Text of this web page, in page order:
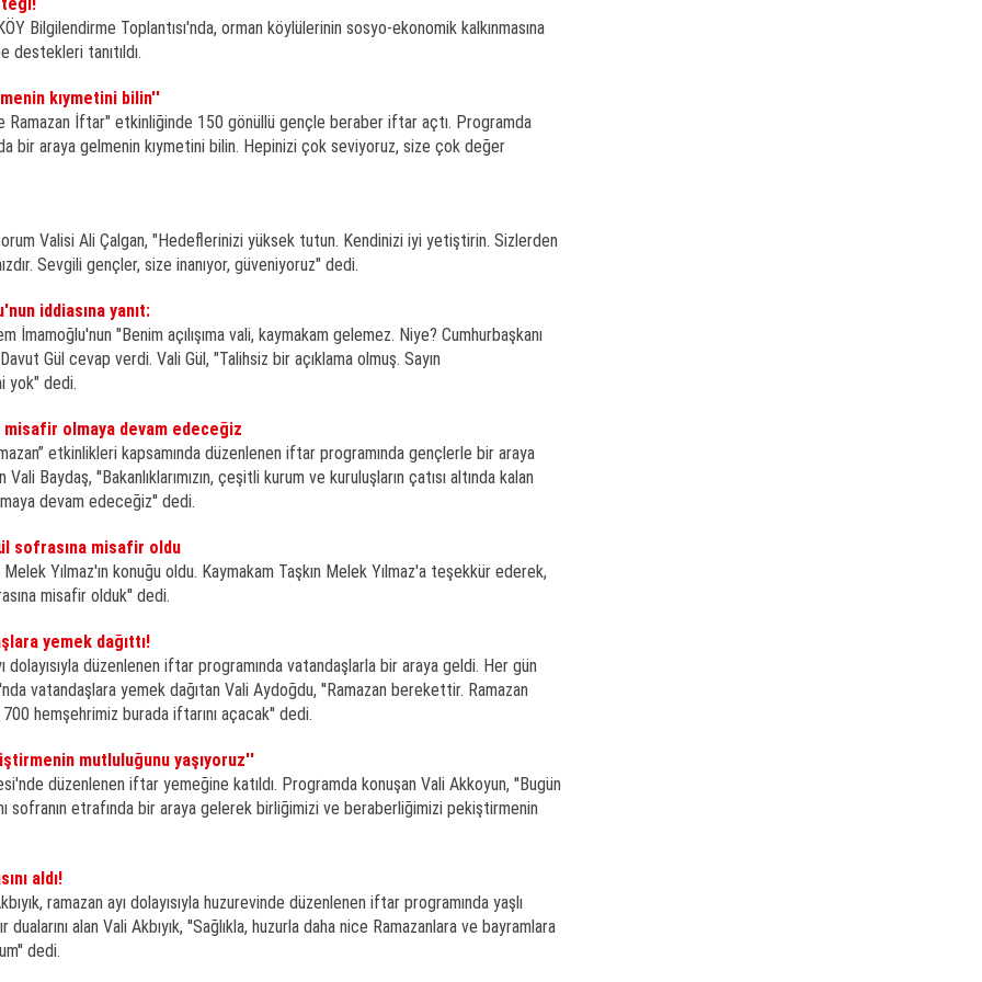
Bilgilendirme Toplantısı'nda, orman köylülerinin sosyo-ekonomik kalkınmasına
destekleri tanıtıldı.
kıymetini bilin''
Ramazan İftar" etkinliğinde 150 gönüllü gençle beraber iftar açtı. Programda
bir araya gelmenin kıymetini bilin. Hepinizi çok seviyoruz, size çok değer
Valisi Ali Çalgan, "Hedeflerinizi yüksek tutun. Kendinizi iyi yetiştirin. Sizlerden
Sevgili gençler, size inanıyor, güveniyoruz" dedi.
iddiasına yanıt:
İmamoğlu'nun "Benim açılışıma vali, kaymakam gelemez. Niye? Cumhurbaşkanı
Gül cevap verdi. Vali Gül, "Talihsiz bir açıklama olmuş. Sayın
yok" dedi.
olmaya devam edeceğiz
etkinlikleri kapsamında düzenlenen iftar programında gençlerle bir araya
Baydaş, ''Bakanlıklarımızın, çeşitli kurum ve kuruluşların çatısı altında kalan
devam edeceğiz'' dedi.
sofrasına misafir oldu
Yılmaz'ın konuğu oldu. Kaymakam Taşkın Melek Yılmaz'a teşekkür ederek,
misafir olduk'' dedi.
yemek dağıttı!
dolayısıyla düzenlenen iftar programında vatandaşlarla bir araya geldi. Her gün
vatandaşlara yemek dağıtan Vali Aydoğdu, ''Ramazan berekettir. Ramazan
hemşehrimiz burada iftarını açacak'' dedi.
mutluluğunu yaşıyoruz''
düzenlenen iftar yemeğine katıldı. Programda konuşan Vali Akkoyun, ''Bugün
sofranın etrafında bir araya gelerek birliğimizi ve beraberliğimizi pekiştirmenin
aldı!
ramazan ayı dolayısıyla huzurevinde düzenlenen iftar programında yaşlı
alan Vali Akbıyık, ''Sağlıkla, huzurla daha nice Ramazanlara ve bayramlara
dedi.